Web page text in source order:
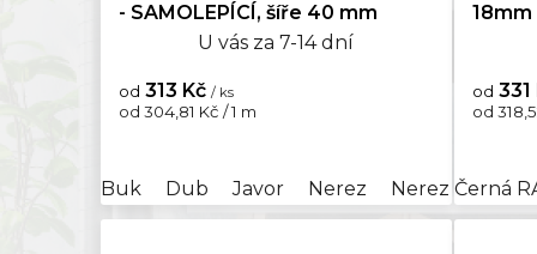
- SAMOLEPÍCÍ, šíře 40 mm
U vás za 7-14 dní
od 313 Kč / ks
Měrná
od 304,81 Kč / 1 m
Buk Dub Javor Nerez Nerez
18mm
od 331
Měrná
od
Černá